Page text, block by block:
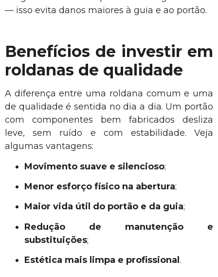
— isso evita danos maiores à guia e ao portão.
Benefícios de investir em
roldanas de qualidade
A diferença entre uma roldana comum e uma
de qualidade é sentida no dia a dia. Um portão
com componentes bem fabricados desliza
leve, sem ruído e com estabilidade. Veja
algumas vantagens:
Movimento suave e silencioso;
Menor esforço físico na abertura;
Maior vida útil do portão e da guia;
Redução de manutenção e
substituições;
Estética mais limpa e profissional .